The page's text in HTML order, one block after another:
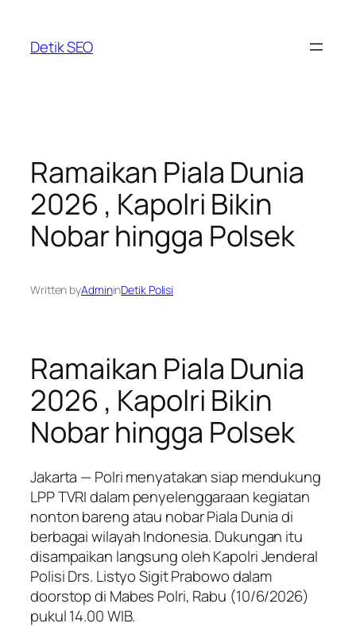
content
Detik SEO
Ramaikan Piala Dunia
2026 , Kapolri Bikin
Nobar hingga Polsek
Written byAdmininDetik Polisi
Ramaikan Piala Dunia
2026 , Kapolri Bikin
Nobar hingga Polsek
Jakarta — Polri menyatakan siap mendukung
LPP TVRI dalam penyelenggaraan kegiatan
nonton bareng atau nobar Piala Dunia di
berbagai wilayah Indonesia. Dukungan itu
disampaikan langsung oleh Kapolri Jenderal
Polisi Drs. Listyo Sigit Prabowo dalam
doorstop di Mabes Polri, Rabu (10/6/2026)
pukul 14.00 WIB.